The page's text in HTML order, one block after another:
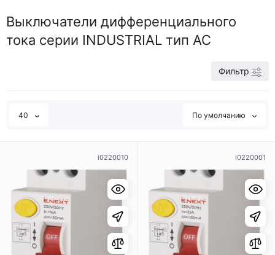
Выключатели дифференциального
тока серии INDUSTRIAL тип АС
Фильтр
40 По умолчанию
i0220010 i0220001